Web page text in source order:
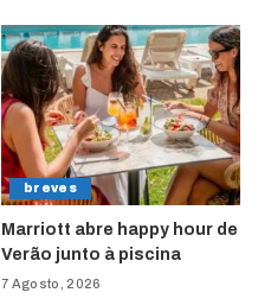
breves
Marriott abre happy hour de
Verão junto à piscina
7 Agosto, 2026